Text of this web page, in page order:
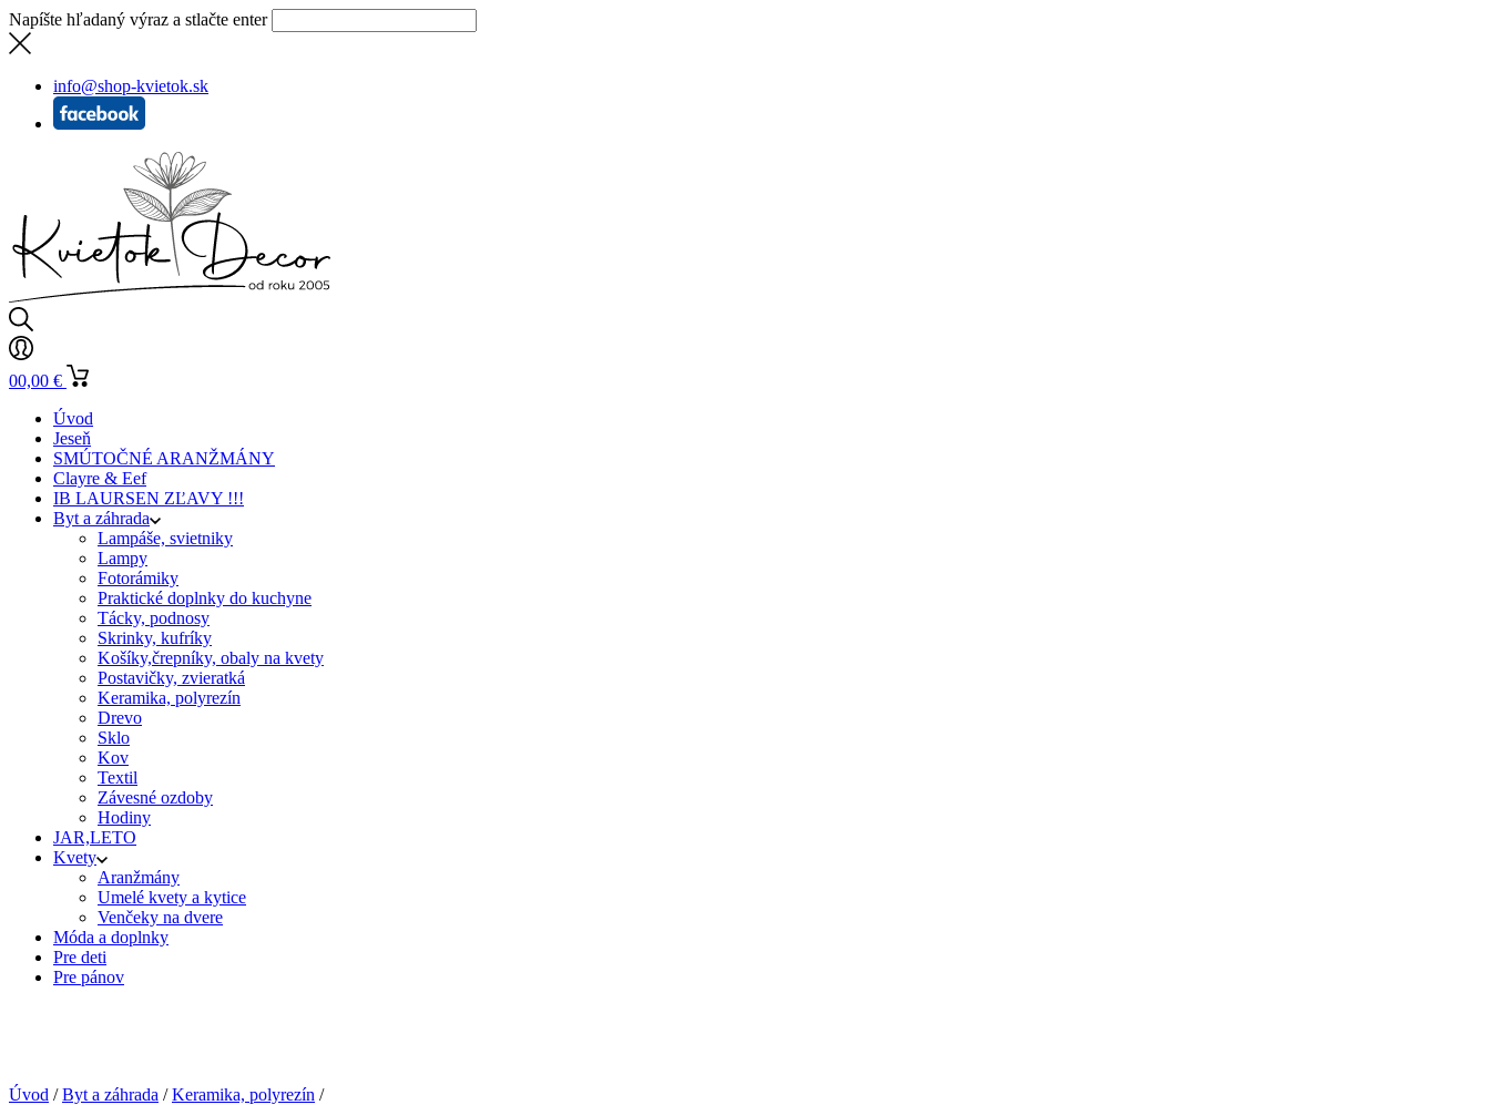
Napíšte hľadaný výraz a stlačte enter
info@shop-kvietok.sk
00,00 €
Úvod
Jeseň
SMÚTOČNÉ ARANŽMÁNY
Clayre & Eef
IB LAURSEN ZĽAVY !!!
Byt a záhrada
Lampáše, svietniky
Lampy
Fotorámiky
Praktické doplnky do kuchyne
Tácky, podnosy
Skrinky, kufríky
Košíky,črepníky, obaly na kvety
Postavičky, zvieratká
Keramika, polyrezín
Drevo
Sklo
Kov
Textil
Závesné ozdoby
Hodiny
JAR,LETO
Kvety
Aranžmány
Umelé kvety a kytice
Venčeky na dvere
Móda a doplnky
Pre deti
Pre pánov
Úvod /Byt a záhrada /Keramika, polyrezín /